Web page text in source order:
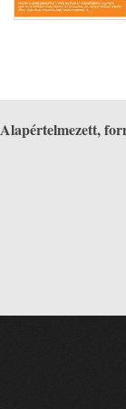
Alapértelmezett,